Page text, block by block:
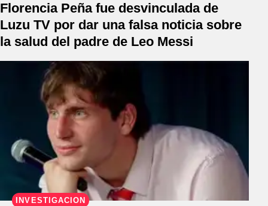
Florencia Peña fue desvinculada de
Luzu TV por dar una falsa noticia sobre
la salud del padre de Leo Messi
INVESTIGACIÓN